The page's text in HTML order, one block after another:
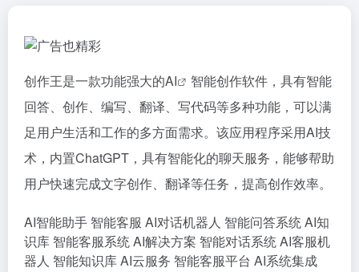
创作王是一款功能强大的AI
智能创作软件，具有智能
回答、创作、编写、翻译、写代码等多种功能，可以满
足用户生活和工作的多方面需求。该应用程序采用AI技
术，内置ChatGPT，具有智能化的聊天服务，能够帮助
用户快速完成文字创作、翻译等任务，提高创作效率。
AI智能助手 智能客服 AI对话机器人 智能问答系统AI知
识库 智能客服系统AI解决方案 智能对话系统AI客服机
器人 智能知识库AI云服务 智能客服平台 AI系统集成